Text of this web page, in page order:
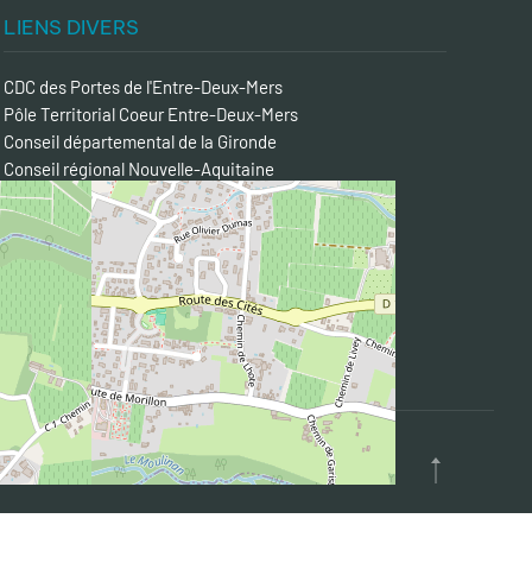
LIENS DIVERS
CDC des Portes de l'Entre-Deux-Mers
Pôle Territorial Coeur Entre-Deux-Mers
Conseil départemental de la Gironde
Conseil régional Nouvelle-Aquitaine
Préfecture de la Gironde
Entre-Deux-Mers Tourisme
Semoctom
Transgironde